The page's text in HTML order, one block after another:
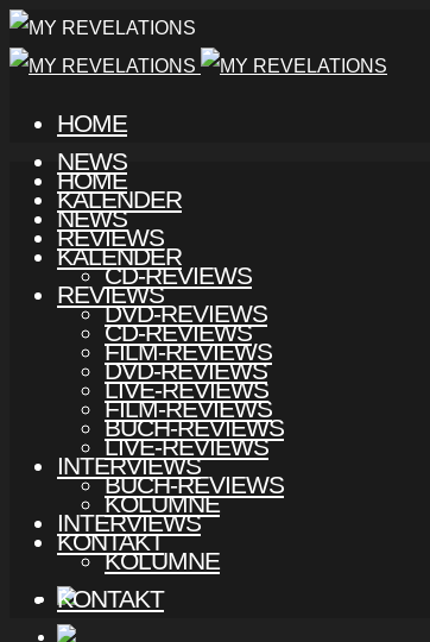
HOME
NEWS
KALENDER
REVIEWS
CD-REVIEWS
DVD-REVIEWS
FILM-REVIEWS
LIVE-REVIEWS
BUCH-REVIEWS
INTERVIEWS
KOLUMNE
KONTAKT
HOME
NEWS
KALENDER
REVIEWS
CD-REVIEWS
DVD-REVIEWS
FILM-REVIEWS
LIVE-REVIEWS
BUCH-REVIEWS
INTERVIEWS
KOLUMNE
KONTAKT